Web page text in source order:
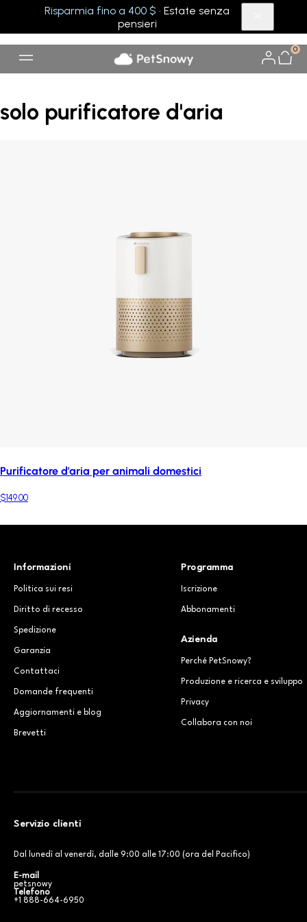
Risparmia fino a 400 $ · Estate senza
pensieri
0
solo purificatore d'aria
Purificatore d'aria per animali domestici
$149.00
Informazioni
Politica sui resi
Diritto di recesso
Spedizione
Garanzia
Contattaci
Domande frequenti
Aggiornamenti e blog
Brevetti
Programma
Iscrizione
Abbonamenti
Azienda
Perché PetSnowy?
Produzione e ricerca e sviluppo
Privacy
Collabora con noi
Servizio clienti
Dal lunedì al venerdì, dalle 9:00 alle 17:00 (ora del Pacifico)
E-mail
petsnowy
Telefono
+1 888-664-6950